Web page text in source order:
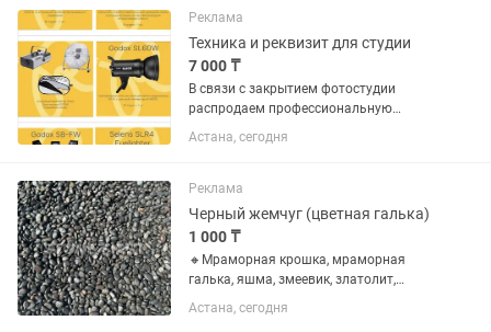
панели, декоративные элементы). ...
Реклама
Техника и реквизит для студии
7 000 ₸
В связи с закрытием фотостудии
распродаем профессиональную
технику, световое оборудование,
мебель и реквизит Продаем
комплектами. Цены по запросу, пишите
или...
Астана, сегодня
Реклама
Черный жемчуг (цветная галька)
1 000 ₸
🔸Мраморная крошка, мраморная
галька, яшма, змеевик, златолит,
доломит, фельзит, микс разноцветный
галька, серо-голубая, черный сланец,
Астана, сегодня